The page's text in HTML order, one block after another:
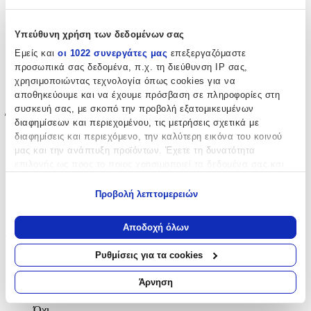
Υπεύθυνη χρήση των δεδομένων σας
Εμείς και οι 1022 συνεργάτες μας επεξεργαζόμαστε
προσωπικά σας δεδομένα, π.χ. τη διεύθυνση IP σας,
χρησιμοποιώντας τεχνολογία όπως cookies για να
αποθηκεύουμε και να έχουμε πρόσβαση σε πληροφορίες στη
συσκευή σας, με σκοπό την προβολή εξατομικευμένων
διαφημίσεων και περιεχομένου, τις μετρήσεις σχετικά με
διαφημίσεις και περιεχόμενο, την καλύτερη εικόνα του κοινού
μας και την ανάπτυξη προϊόντων. Έχετε τη δυνατότητα
Να συλλέξουμε πληροφορίες σχετικά με τη γεωγραφική
σας τοποθεσία, οι οποίες μπορεί να είναι ακριβείς σε
απόσταση μερικών μέτρων
Να αναγνωρίσουμε τη συσκευή σας σαρώνοντας ενεργά
για συγκεκριμένα χαρακτηριστικά (δακτυλικό αποτύπωμα)
Μάθετε περισσότερα σχετικά με τον τρόπο επεξεργασίας των
προσωπικών σας δεδομένων και καθορίστε τις προτιμήσεις σας
Προβολή λεπτομερειών
Αποδοχή όλων
Ρυθμίσεις για τα cookies
Άρνηση
Μύτη
Σετ:
Ναι
Έξτρα Χαρακτηριστικά
Piercing
Όχι
Τύπος:
Clip